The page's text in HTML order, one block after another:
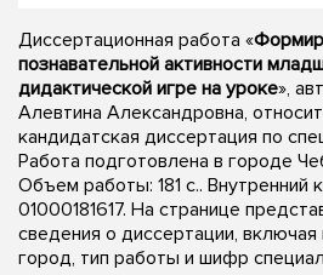
Диссертационная работа «
познавательной активности
дидактической игре на уроке»,
Алевтина Александровна,
кандидатская диссертация по
Работа подготовлена в городе
Объем работы: 181 с.. Внутренний
01000181617. На странице
сведения о диссертации, включая
город, тип работы и шифр